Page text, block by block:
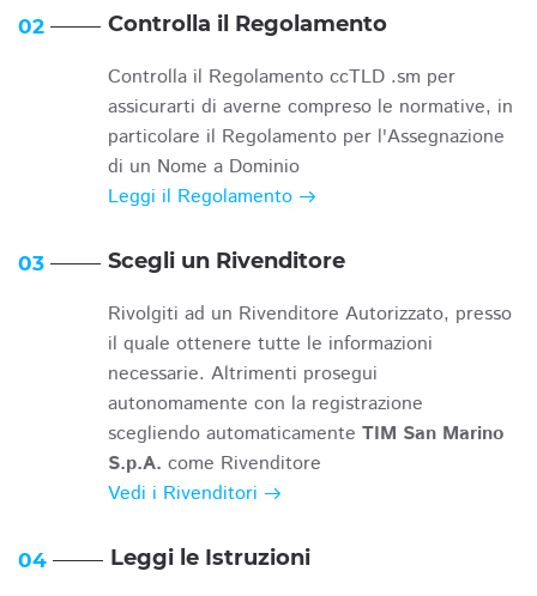
02 Controlla il Regolamento
Controlla il Regolamento ccTLD .sm per
assicurarti di averne compreso le normative, in
particolare il Regolamento per l'Assegnazione
di un Nome a Dominio
Leggi il Regolamento
03 Scegli un Rivenditore
Rivolgiti ad un Rivenditore Autorizzato, presso
il quale ottenere tutte le informazioni
necessarie. Altrimenti prosegui
autonomamente con la registrazione
scegliendo automaticamente TIM San Marino
S.p.A. come Rivenditore
Vedi i Rivenditori
04 Leggi le Istruzioni